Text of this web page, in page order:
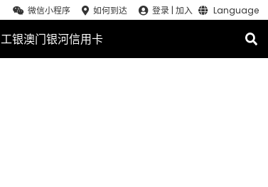
微信小程序 如何到达 登录 |加入 Language
工银澳门银河信用卡